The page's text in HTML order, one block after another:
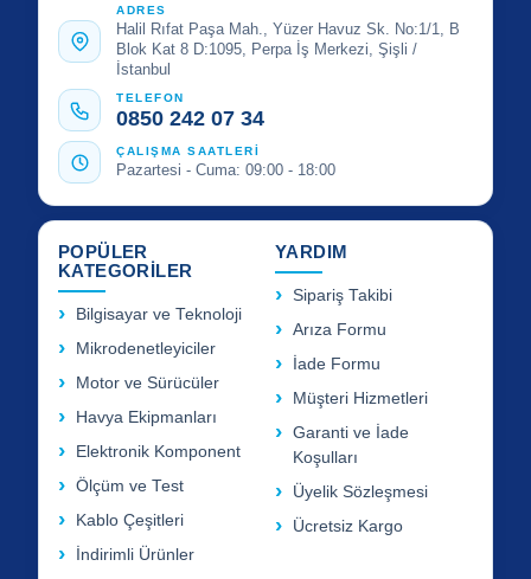
ADRES
Halil Rıfat Paşa Mah., Yüzer Havuz Sk. No:1/1, B
Blok Kat 8 D:1095, Perpa İş Merkezi, Şişli /
İstanbul
TELEFON
0850 242 07 34
ÇALIŞMA SAATLERİ
Pazartesi - Cuma: 09:00 - 18:00
POPÜLER
KATEGORİLER
Bilgisayar ve Teknoloji
Mikrodenetleyiciler
Motor ve Sürücüler
Havya Ekipmanları
Elektronik Komponent
Ölçüm ve Test
Kablo Çeşitleri
İndirimli Ürünler
YARDIM
Sipariş Takibi
Arıza Formu
İade Formu
Müşteri Hizmetleri
Garanti ve İade
Koşulları
Üyelik Sözleşmesi
Ücretsiz Kargo